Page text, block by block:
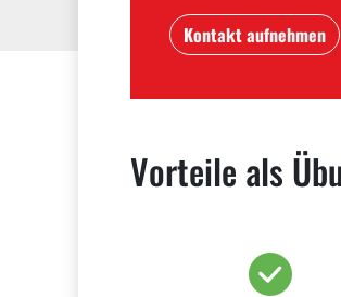
Kontakt aufnehmen
Vorteile als